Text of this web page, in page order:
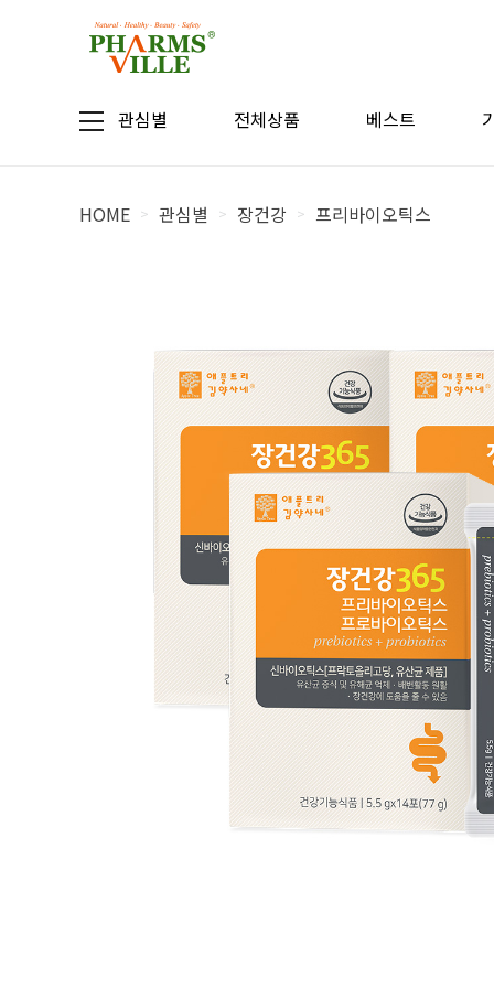
관심별 전체상품 베스트
HOME > 관심별 > 장건강 > 프리바이오틱스